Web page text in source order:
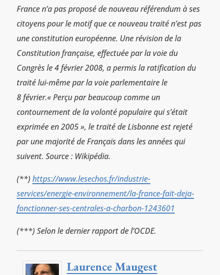
France n’a pas proposé de nouveau référendum à ses
citoyens pour le motif que ce nouveau traité n’est pas
une constitution européenne. Une révision de la
Constitution française, effectuée par la voie du
Congrès le 4 février 2008, a permis la ratification du
traité lui-même par la voie parlementaire le
8 février.« Perçu par beaucoup comme un
contournement de la volonté populaire qui s’était
exprimée en 2005 », le traité de Lisbonne est rejeté
par une majorité de Français dans les années qui
suivent. Source : Wikipédia.
(**)https://www.lesechos.fr/industrie-
services/energie-environnement/la-france-fait-deja-
fonctionner-ses-centrales-a-charbon-1243601
(***) Selon le dernier rapport de l’OCDE.
Laurence Maugest